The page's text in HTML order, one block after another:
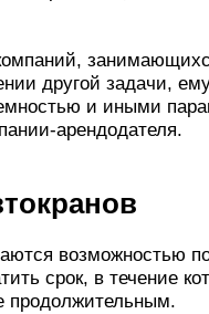
другой задачи,
и иными
арендодателя.
возможностью
срок, в течение
продолжительным.